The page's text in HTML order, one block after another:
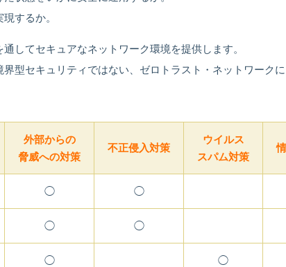
するか。
してセキュアなネットワーク環境を提供します。
型セキュリティではない、ゼロトラスト・ネットワーク
外部からの
脅威への対策
不正侵入対策
ウイルス
スパム対策
◯ ◯
◯ ◯
◯ ◯